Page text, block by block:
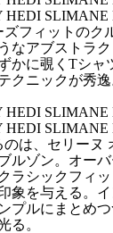
SLIMANE
ズフィットのク
なアブストラ
かに覗くTシャ
クニックが秀逸
SLIMANE
SLIMANE
は、セリーヌ
ルゾン。オー
ラシックフィ
象を与える。
プルにまとめ
る。